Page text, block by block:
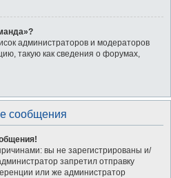
администраторов и модераторов
такую как сведения о форумах,
сообщения
вы не зарегистрированы и/
запретил отправку
или же администратор